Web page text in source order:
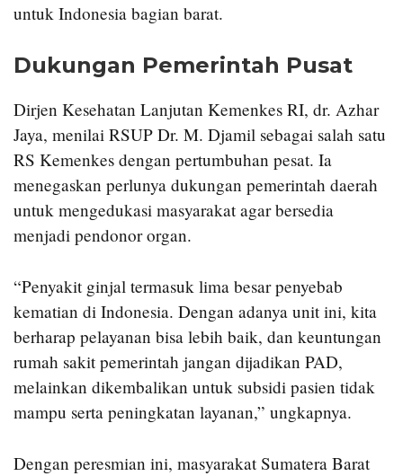
untuk Indonesia bagian barat.
Dukungan Pemerintah Pusat
Dirjen Kesehatan Lanjutan Kemenkes RI, dr. Azhar
Jaya, menilai RSUP Dr. M. Djamil sebagai salah satu
RS Kemenkes dengan pertumbuhan pesat. Ia
menegaskan perlunya dukungan pemerintah daerah
untuk mengedukasi masyarakat agar bersedia
menjadi pendonor organ.
“Penyakit ginjal termasuk lima besar penyebab
kematian di Indonesia. Dengan adanya unit ini, kita
berharap pelayanan bisa lebih baik, dan keuntungan
rumah sakit pemerintah jangan dijadikan PAD,
melainkan dikembalikan untuk subsidi pasien tidak
mampu serta peningkatan layanan,” ungkapnya.
Dengan peresmian ini, masyarakat Sumatera Barat